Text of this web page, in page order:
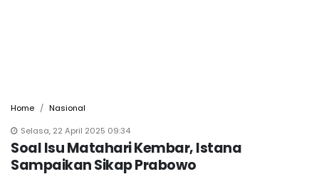
Home
Nasional
Selasa, 22 April 2025 09:34
Soal Isu Matahari Kembar, Istana
Sampaikan Sikap Prabowo